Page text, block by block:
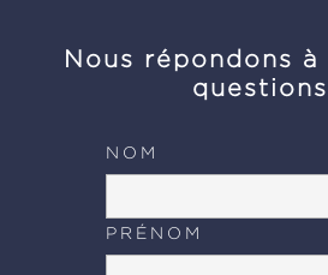
Nous répondons
NOM
PRÉNOM